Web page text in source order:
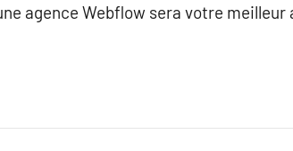
agence Webflow sera votre